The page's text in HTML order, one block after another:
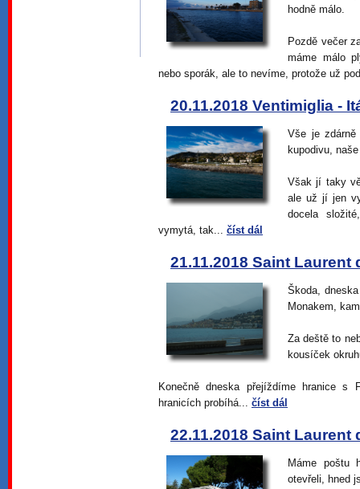
hodně málo.
Pozdě večer
máme málo
nebo sporák, ale to nevíme, protože už
20.11.2018 Ventimiglia -
Vše je
kupodivu,
Však jí taky
ale už jí jen
docela
vymytá, tak... číst dál
21.11.2018 Saint Laurent
Škoda,
Monakem,
Za deště to
kousíček
Konečně dneska přejíždíme hranice s
hranicích probíhá... číst dál
22.11.2018 Saint Laurent
Máme poštu
otevřeli, hned